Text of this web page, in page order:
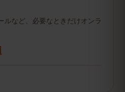
など、必要なときだけオンラ